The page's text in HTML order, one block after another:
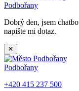
Podbořany
Dobrý den, jsem
napište mi dotaz.
✕
Podbořany
+420 415 237 500